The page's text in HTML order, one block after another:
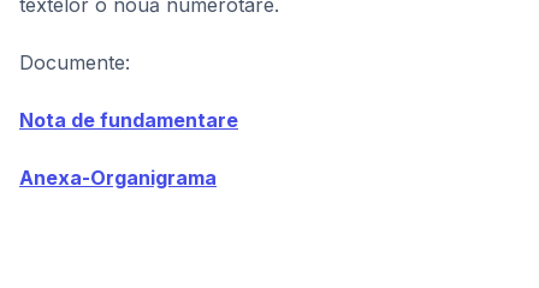
textelor o nouă numerotare.
Documente:
Nota de fundamentare
Anexa-Organigrama